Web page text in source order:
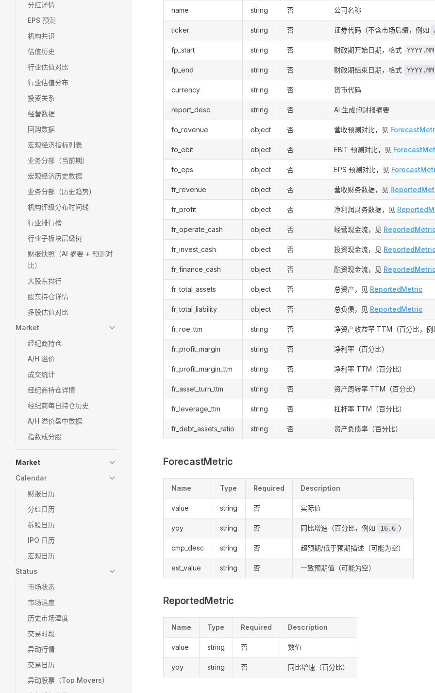
分红详情
EPS 预测
机构共识
估值历史
行业估值对比
行业估值分布
投资关系
经营数据
回购数据
宏观经济指标列表
业务分部（当前期）
宏观经济历史数据
业务分部（历史趋势）
机构评级分布时间线
行业排行榜
行业子板块层级树
财报快照（AI 摘要 + 预测对
比）
大股东排行
股东持仓详情
多股估值对比
Market
经纪商持仓
A/H 溢价
成交统计
经纪商持仓详情
经纪商每日持仓历史
A/H 溢价盘中数据
指数成分股
Market
Calendar
财报日历
分红日历
拆股日历
IPO 日历
宏观日历
Status
市场状态
市场温度
历史市场温度
交易时段
异动行情
交易日历
异动股票（Top Movers）
name string 否 公司名称
ticker string 否 证券代码（不含市场后缀，例如
fp_start string 否 财政期开始日期，格式
fp_end string 否 财政期结束日期，格式
currency string 否 货币代码
report_desc string 否 AI 生成的财报摘要
fo_revenue object 否 营收预测对比，见
fo_ebit object 否 EBIT 预测对比，见
fo_eps object 否 EPS 预测对比，见
fr_revenue object 否 营收财务数据，见
fr_profit object 否 净利润财务数据，见
fr_operate_cash object 否 经营现金流，见
fr_invest_cash object 否 投资现金流，见
fr_finance_cash object 否 融资现金流，见
fr_total_assets object 否 总资产，见 ReportedMetric
fr_total_liability object 否 总负债，见 ReportedMetric
fr_roe_ttm string 否 净资产收益率 TTM（百分比，
fr_profit_margin string 否 净利率（百分比）
fr_profit_margin_ttm string 否 净利率 TTM（百分比）
fr_asset_turn_ttm string 否 资产周转率 TTM（百分比）
fr_leverage_ttm string 否 杠杆率 TTM（百分比）
fr_debt_assets_ratio string 否 资产负债率（百分比）
ForecastMetric
Name Type Required Description
value string 否 实际值
yoy string 否 同比增速（百分比，例如 16.6 ）
cmp_desc string 否 超预期/低于预期描述（可能为空）
est_value string 否 一致预期值（可能为空）
ReportedMetric
Name Type Required Description
value string 否 数值
yoy string 否 同比增速（百分比）